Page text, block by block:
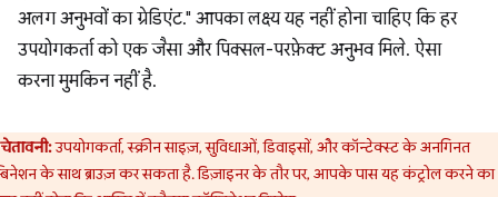
अलग अनुभवों का ग्रेडिएंट." आपका लक्ष्य यह नहीं होना चाहिए कि हर
उपयोगकर्ता को एक जैसा और पिक्सल-परफ़ेक्ट अनुभव मिले. ऐसा
करना मुमकिन नहीं है.
चेतावनी:उपयोगकर्ता, स्क्रीन साइज़, सुविधाओं, डिवाइसों, और कॉन्टेक्स्ट के अनगिनत
के साथ ब्राउज़ कर सकता है. डिज़ाइनर के तौर पर, आपके पास यह कंट्रोल करने का